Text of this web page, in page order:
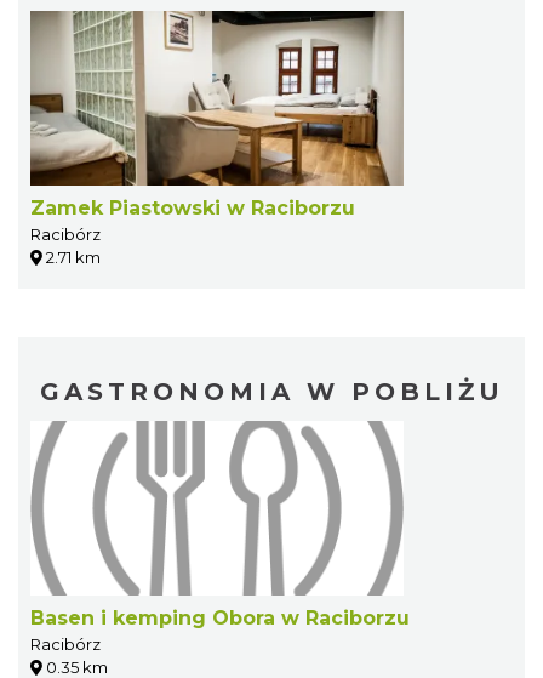
Zamek Piastowski w Raciborzu
Racibórz
2.71 km
GASTRONOMIA W POBLIŻU
Basen i kemping Obora w Raciborzu
Racibórz
0.35 km